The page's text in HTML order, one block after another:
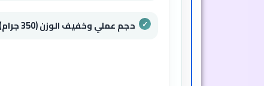
حجم عملي وخفيف الوزن (350 جرام)